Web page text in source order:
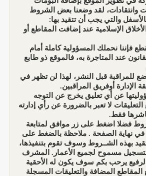
وانتقادات، لقد وضعنا بعض الشروط
والتي يجب أن تتقيد بها:
الإسلامية عند إضافت المقاطع أو
فإننا نحملك المسؤولية كاملة أمام
عند المتاجرة به، فالموقع ذو طابع
للمراقبة قبل النشر، لهذا لن تظهر في
الإدارة أوفريق المراقبين.
عن أي تعليق يخرج عن التوجه
التعليقات لا تعبر بالضرورة عن رأي إدارته
فقط.
فضلا اضغط على زر موافق لمتابعة
نهاية الصفحة . ملاحظة بالضغط على
بهذه الشــروط وسوف تقوم بتنفيذها،
مسموح لجميع الأعمار. المشرف
يرحب بكم سوف يكون له الأحقية
المضافة والتعليقات المسجلة